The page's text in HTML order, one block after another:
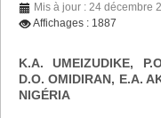
Mis à jour : 24 décembre
Affichages : 1887
K.A. UMEIZUDIKE,
D.O. OMIDIRAN, E.A.
NIGÉRIA